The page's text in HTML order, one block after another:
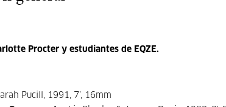
Procter y estudiantes de EQZE.
Pucill, 1991, 7’, 16mm